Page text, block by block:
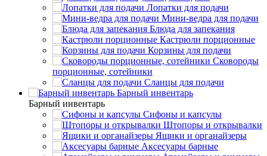
Лопатки для подачи
Мини-ведра для подачи
Блюда для запекания
Кастрюли порционные
Корзины для подачи
Сковороды
порционные, сотейники
Сланцы для подачи
Барный инвентарь
Барный инвентарь
Сифоны и капсулы
Штопоры и открывалки
Ящики и органайзеры
Аксесуары барные